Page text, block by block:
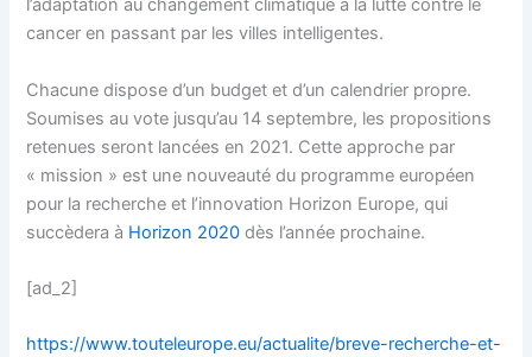
l’adaptation au changement climatique à la lutte contre le
cancer en passant par les villes intelligentes.
Chacune dispose d’un budget et d’un calendrier propre.
Soumises au vote jusqu’au 14 septembre, les propositions
retenues seront lancées en 2021. Cette approche par
« mission » est une nouveauté du programme européen
pour la recherche et l’innovation Horizon Europe, qui
succèdera à Horizon 2020 dès l’année prochaine.
[ad_2]
https://www.touteleurope.eu/actualite/breve-recherche-et-